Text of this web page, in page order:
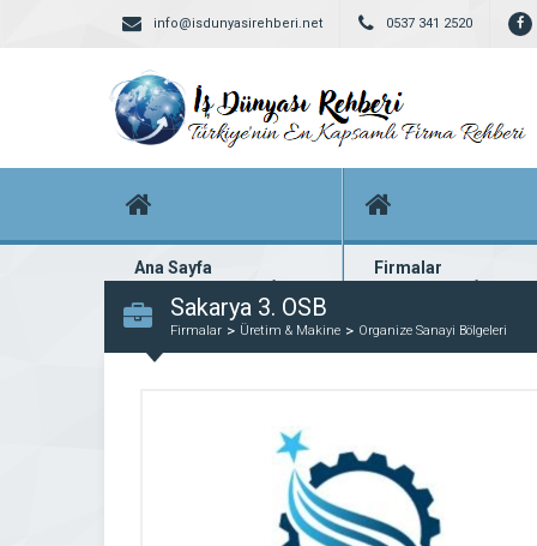
info@isdunyasirehberi.net 0537 341 2520
Ana Sayfa
Firma rehberi ana sayfanız
Firmalar
Yüzlerce kayıtlı firma
Sakarya 3. OSB
Firmalar Üretim & Makine Organize Sanayi Bölgeleri